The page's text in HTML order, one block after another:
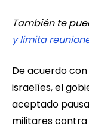
También te
y limita
De acuerdo
israelíes, el
aceptado
militares contra